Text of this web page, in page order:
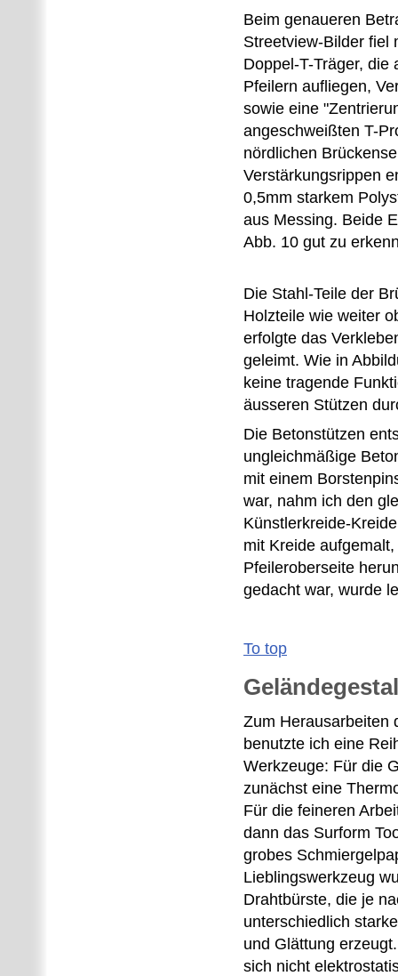
Beim genaueren
Streetview-Bilder fiel
Doppel-T-Träger, die
Pfeilern aufliegen,
sowie eine
angeschweißten T-
nördlichen
Verstärkungsrippen
0,5mm starkem
aus Messing. Beide
Abb. 10 gut zu
Die Stahl-Teile der
Holzteile wie weiter
erfolgte das
geleimt. Wie in
keine tragende
äusseren Stützen
Die Betonstützen
ungleichmäßige
mit einem
war, nahm ich den
Künstlerkreide-
mit Kreide
Pfeileroberseite
gedacht war, wurde
To top
Zum Herausarbeiten
benutzte ich eine
Werkzeuge: Für die
zunächst eine
Für die feineren
dann das Surform
grobes
Lieblingswerkzeug
Drahtbürste, die je
unterschiedlich
und Glättung
sich nicht